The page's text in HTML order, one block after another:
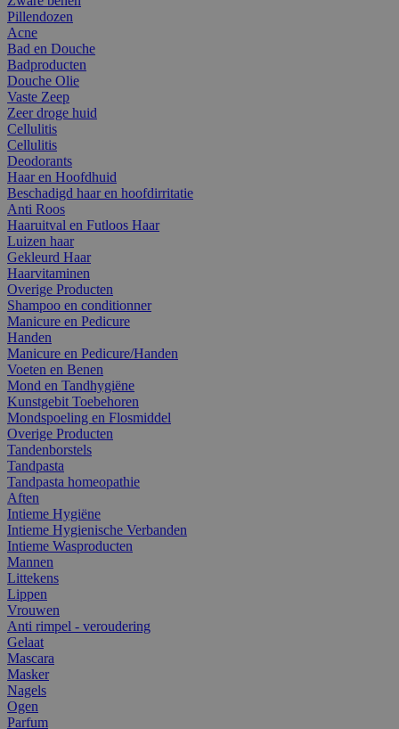
Pillendozen
Acne
Bad en Douche
Badproducten
Douche Olie
Vaste Zeep
Zeer droge huid
Cellulitis
Cellulitis
Deodorants
Haar en Hoofdhuid
Beschadigd haar en hoofdirritatie
Anti Roos
Haaruitval en Futloos Haar
Luizen haar
Gekleurd Haar
Haarvitaminen
Overige Producten
Shampoo en conditionner
Manicure en Pedicure
Handen
Manicure en Pedicure/Handen
Voeten en Benen
Mond en Tandhygiëne
Kunstgebit Toebehoren
Mondspoeling en Flosmiddel
Overige Producten
Tandenborstels
Tandpasta
Tandpasta homeopathie
Aften
Intieme Hygiëne
Intieme Hygienische Verbanden
Intieme Wasproducten
Mannen
Littekens
Lippen
Vrouwen
Anti rimpel - veroudering
Gelaat
Mascara
Masker
Nagels
Ogen
Parfum